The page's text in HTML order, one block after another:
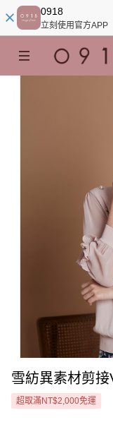
0918
立刻使用官方APP
雪紡異素材剪
超取滿NT$2,000免運